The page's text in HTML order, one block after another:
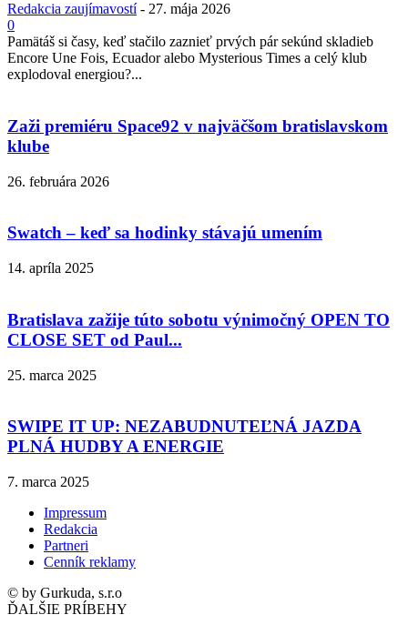
Redakcia zaujímavostí - 27. mája 2026
0
Pamätáš si časy, keď stačilo zaznieť prvých pár sekúnd skladieb
Encore Une Fois, Ecuador alebo Mysterious Times a celý klub
explodoval energiou?...
Zaži premiéru Space92 v najväčšom bratislavskom
klube
26. februára 2026
Swatch – keď sa hodinky stávajú umením
14. apríla 2025
Bratislava zažije túto sobotu výnimočný OPEN TO
CLOSE SET od Paul...
25. marca 2025
SWIPE IT UP: NEZABUDNUTEĽNÁ JAZDA
PLNÁ HUDBY A ENERGIE
7. marca 2025
Impressum
Redakcia
Partneri
Cenník reklamy
© by Gurkuda, s.r.o
ĎALŠIE PRÍBEHY